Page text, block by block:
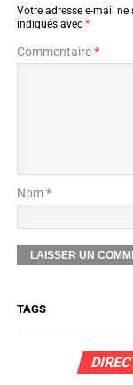
Votre adresse e-mail ne
indiqués avec *
Commentaire*
Nom *
TAGS